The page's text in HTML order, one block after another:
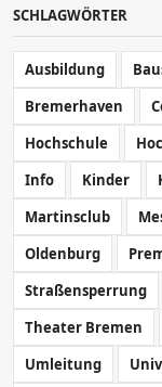
SCHLAGWÖRTER
Ausbildung
Bremerhaven
Hochschule
Info
Kinder
Martinsclub
Oldenburg
Straßensperrung
Theater Bremen
Umleitung